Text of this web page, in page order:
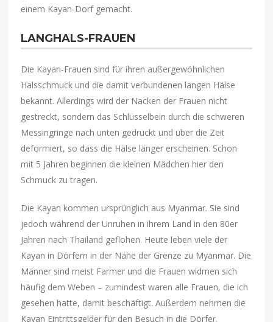
einem Kayan-Dorf gemacht.
LANGHALS-FRAUEN
Die Kayan-Frauen sind für ihren außergewöhnlichen
Halsschmuck und die damit verbundenen langen Hälse
bekannt. Allerdings wird der Nacken der Frauen nicht
gestreckt, sondern das Schlüsselbein durch die schweren
Messingringe nach unten gedrückt und über die Zeit
deformiert, so dass die Hälse länger erscheinen. Schon
mit 5 Jahren beginnen die kleinen Mädchen hier den
Schmuck zu tragen.
Die Kayan kommen ursprünglich aus Myanmar. Sie sind
jedoch während der Unruhen in ihrem Land in den 80er
Jahren nach Thailand geflohen. Heute leben viele der
Kayan in Dörfern in der Nähe der Grenze zu Myanmar. Die
Männer sind meist Farmer und die Frauen widmen sich
häufig dem Weben – zumindest waren alle Frauen, die ich
gesehen hatte, damit beschäftigt. Außerdem nehmen die
Kayan Eintrittsgelder für den Besuch in die Dörfer.